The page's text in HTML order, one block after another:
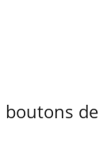
boutons de